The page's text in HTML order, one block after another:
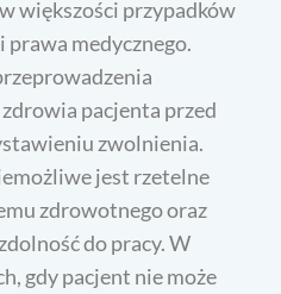
większości przypadków
prawa medycznego.
pacjenta przed
zwolnienia.
jest rzetelne
zdrowotnego oraz
do pracy. W
gdy pacjent nie może